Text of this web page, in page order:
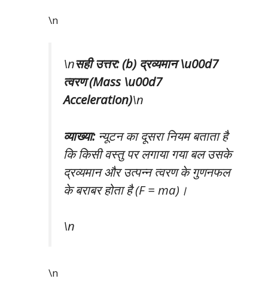
\n
\nसही उत्तर: (b) द्रव्यमान \u00d7
त्वरण (Mass \u00d7
Acceleration)\n
व्याख्या:न्यूटन का दूसरा नियम बताता है
कि किसी वस्तु पर लगाया गया बल उसके
द्रव्यमान और उत्पन्न त्वरण के गुणनफल
के बराबर होता है (F = ma)।
\n
\n